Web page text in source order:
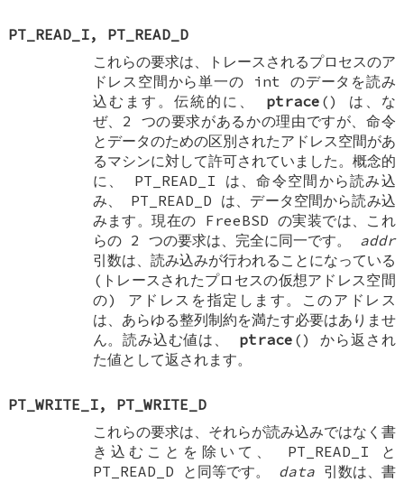
PT_READ_I, PT_READ_D
これらの要求は、トレースされるプロセスのア
ドレス空間から単一の int のデータを読み
込むます。伝統的に、 ptrace () は、な
ぜ、2 つの要求があるかの理由ですが、命令
とデータのための区別されたアドレス空間があ
るマシンに対して許可されていました。概念的
に、 PT_READ_I は、命令空間から読み込
み、 PT_READ_D は、データ空間から読み込
みます。現在の FreeBSD の実装では、これ
らの 2 つの要求は、完全に同一です。 addr
引数は、読み込みが行われることになっている
(トレースされたプロセスの仮想アドレス空間
の) アドレスを指定します。このアドレス
は、あらゆる整列制約を満たす必要はありませ
ん。読み込む値は、 ptrace () から返され
た値として返されます。
PT_WRITE_I, PT_WRITE_D
これらの要求は、それらが読み込みではなく書
き込むことを除いて、 PT_READ_I と
PT_READ_D と同等です。 data引数は、書